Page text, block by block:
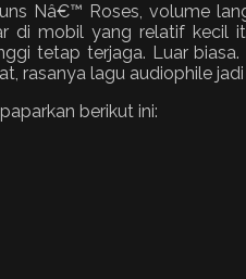
Nâ€™ Roses, volume
di mobil yang relatif kecil
tetap terjaga. Luar
rasanya lagu audiophile
berikut ini: